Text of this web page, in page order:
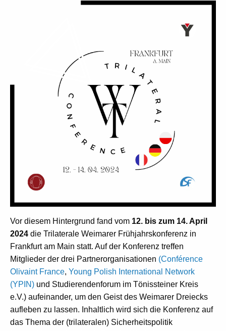
Vor diesem Hintergrund fand vom 12. bis zum 14. April
2024 die Trilaterale Weimarer Frühjahrskonferenz in
Frankfurt am Main statt. Auf der Konferenz treffen
Mitglieder der drei Partnerorganisationen (Conférence
Olivaint France, Young Polish International Network
(YPIN) und Studierendenforum im Tönissteiner Kreis
e.V.) aufeinander, um den Geist des Weimarer Dreiecks
aufleben zu lassen. Inhaltlich wird sich die Konferenz auf
das Thema der (trilateralen) Sicherheitspolitik